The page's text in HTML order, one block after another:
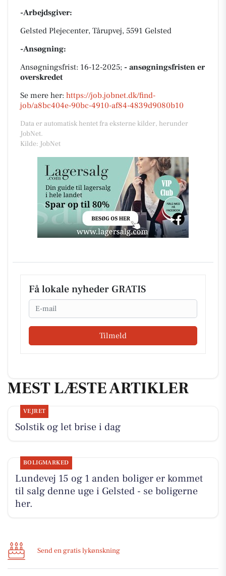
-Arbejdsgiver:
Gelsted Plejecenter, Tårupvej, 5591 Gelsted
-Ansøgning:
Ansøgningsfrist: 16-12-2025; - ansøgningsfristen er
overskredet
Se mere her: https://job.jobnet.dk/find-
job/a8bc404e-90bc-4910-af84-4839d9080b10
Data er automatisk hentet fra eksterne kilder, herunder
JobNet.
Kilde: JobNet
Få lokale nyheder GRATIS
Email
Tilmeld
MEST LÆSTE ARTIKLER
VEJRET
Solstik og let brise i dag
BOLIGMARKED
Lundevej 15 og 1 anden boliger er kommet
til salg denne uge i Gelsted - se boligerne
her.
Send en gratis lykønskning